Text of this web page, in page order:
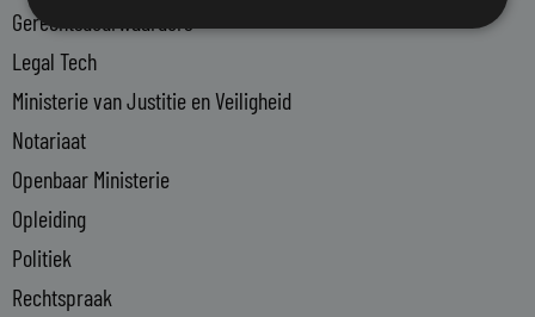
n
Gerechtsdeurwaarders
Legal Tech
Ministerie van Justitie en Veiligheid
Notariaat
Openbaar Ministerie
Opleiding
Politiek
Rechtspraak